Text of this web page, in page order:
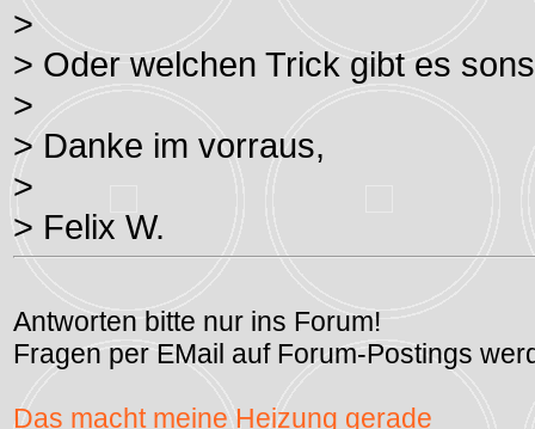
>
> Oder welchen Trick gibt es
>
> Danke im vorraus,
>
> Felix W.
Antworten bitte nur ins Forum!
Fragen per EMail auf Forum-Postings
Das macht meine Heizung gerade